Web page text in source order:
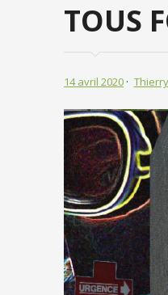
TOUS
14 avril 2020 Thierry